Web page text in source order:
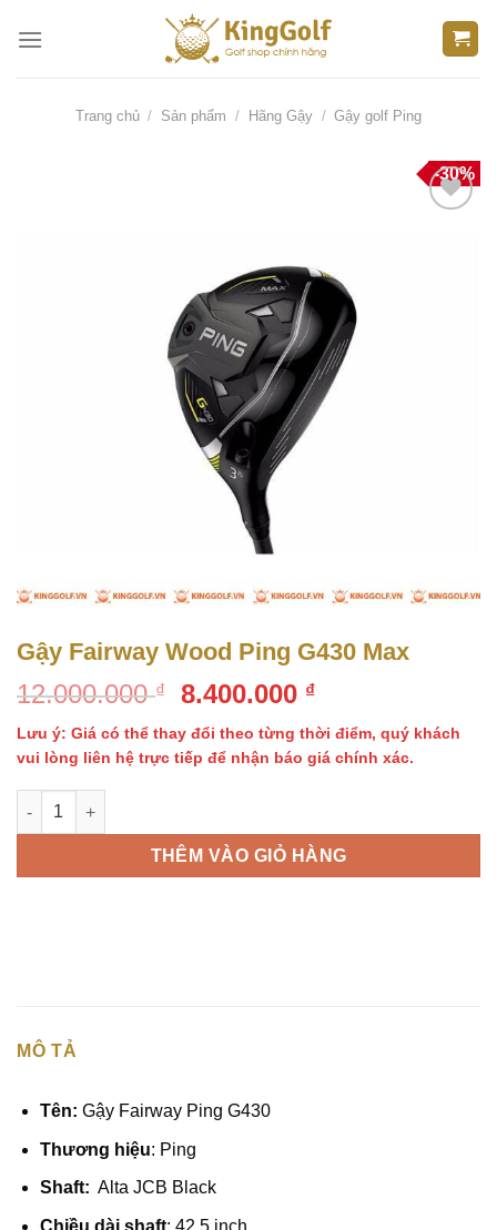
qua
Trang chủ / Sản phẩm / Hãng Gậy / Gậy golf Ping
-30%
Gậy Fairway Wood Ping G430 Max
12.000.000₫
Giá
gốc
là:
12.000.000 ₫.
8.400.000 ₫Giá
hiện
tại
là:
Lưu ý: Giá có thể thay đổi theo từng thời điểm, quý khách
vui lòng liên hệ trực tiếp để nhận báo giá chính xác.
Gậy Fairway Wood Ping G430 Max số lượng
THÊM VÀO GIỎ HÀNG
MÔ TẢ
Tên: Gậy Fairway Ping G430
Thương hiệu: Ping
Shaft: Alta JCB Black
Chiều dài shaft: 42.5 inch